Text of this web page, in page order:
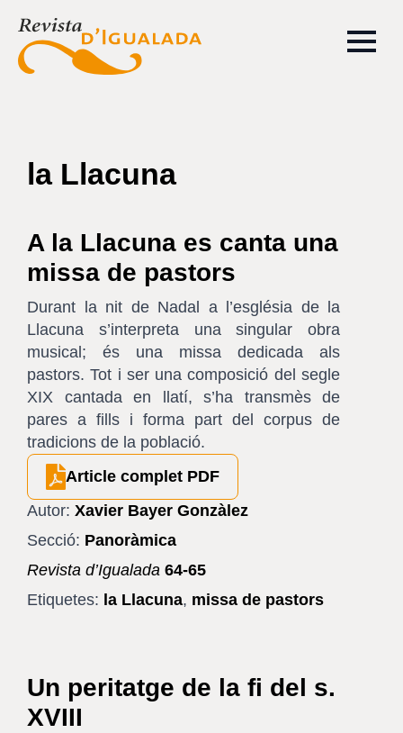
la Llacuna
A la Llacuna es canta una
missa de pastors
Durant la nit de Nadal a l’església de la
Llacuna s’interpreta una singular obra
musical; és una missa dedicada als
pastors. Tot i ser una composició del segle
XIX cantada en llatí, s’ha transmès de
pares a fills i forma part del corpus de
tradicions de la població.
Article complet PDF
Autor: Xavier Bayer Gonzàlez
Secció: Panoràmica
Revista d’Igualada 64-65
Etiquetes: la Llacuna, missa de pastors
Un peritatge de la fi del s.
XVIII